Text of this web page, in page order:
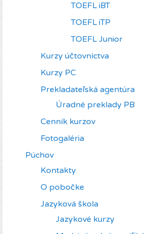
TOEFL iBT
TOEFL iTP
TOEFL Junior
Kurzy účtovníctva
Kurzy PC
Prekladateľská agentúra
Úradné preklady PB
Cenník kurzov
Fotogaléria
Púchov
Kontakty
O pobočke
Jazyková škola
Jazykové kurzy